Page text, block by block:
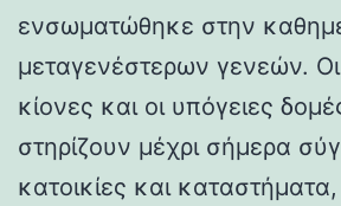
ενσωματώθηκε στην
μεταγενέστερων γενεών.
κίονες και οι υπόγειες
στηρίζουν μέχρι σήμερα
κατοικίες και καταστήματα,